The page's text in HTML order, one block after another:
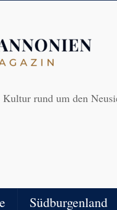
rund um den
Südburgenland